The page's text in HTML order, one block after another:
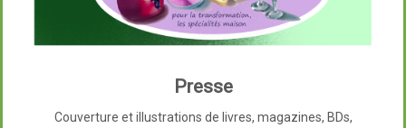
Presse
Couverture et illustrations de livres, magazines, BDs,